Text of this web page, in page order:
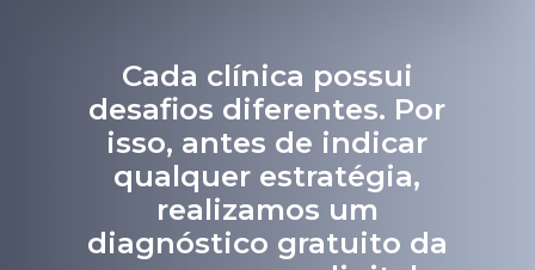
Cada clínica possui
desafios diferentes. Por
isso, antes de indicar
qualquer estratégia,
realizamos um
diagnóstico gratuito da